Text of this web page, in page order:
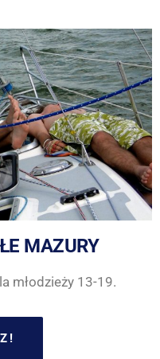
MAZURY
młodzieży 13-19.